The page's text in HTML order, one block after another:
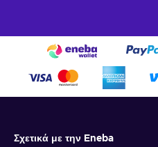
Σχετικά με την Eneba